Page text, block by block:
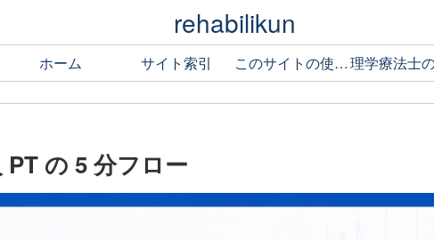
rehabilikun
ホーム サイト索引 このサイトの使い方
の 5 分フロー